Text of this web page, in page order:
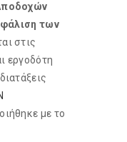
των
στις
εργοδότη
με το